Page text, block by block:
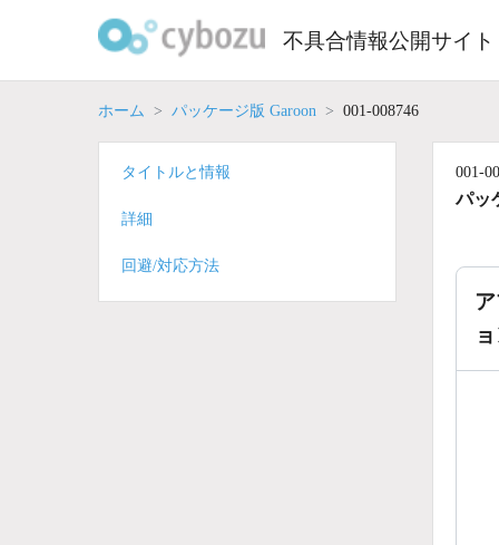
不具合情報公開サイト
ホーム パッケージ版 Garoon 001-008746
001-
パッ
タイトルと情報
詳細
回避/対応方法